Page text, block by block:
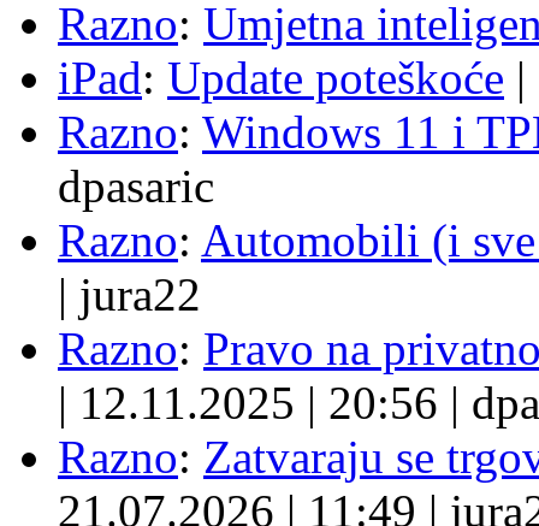
Razno: Umjetna
iPad: Update poteškoće |
Razno: Windows 11 i
dpasaric
Razno: Automobili (i
| jura22
Razno: Pravo na
| 12.11.2025 | 20:56 |
Razno: Zatvaraju se
21.07.2026 | 11:49 |